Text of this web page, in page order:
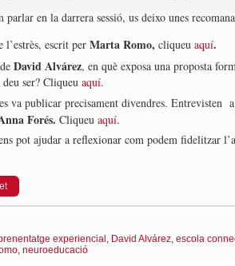
en la darrera sessió, us deixo unes
l’estrès, escrit per Marta Romo, cliqueu aquí.
David Alvárez, en què exposa una proposta
ser? Cliqueu aquí.
va publicar precisament divendres. Entrevisten
Forés. Cliqueu aquí.
pot ajudar a reflexionar com podem fidelitzar
experiencial , David Alvárez, escola
, neuroeducació